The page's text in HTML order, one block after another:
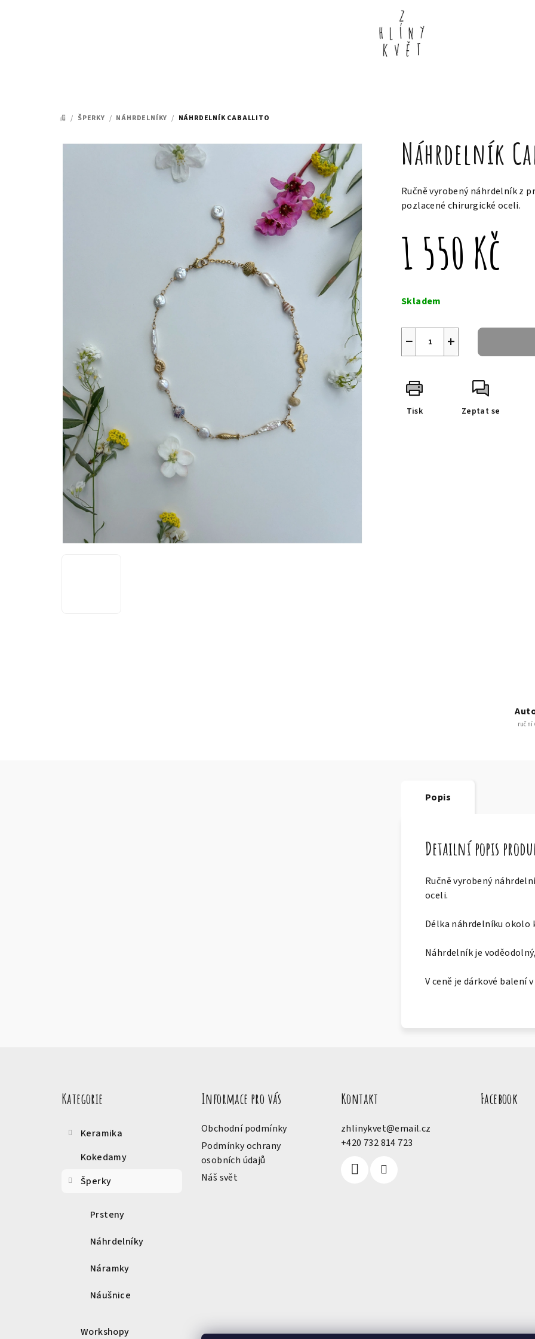
DOMŮ
/ ŠPERKY / NÁHRDELNÍKY / NÁHRDELNÍK CABALLITO
Náhrdelník
Ručně vyrobený náhrdelník z
pozlacené chirurgické oceli.
1 550 Kč
cena:
Skladem
+
−
Tisk Zeptat se
ruční
Popis
Detailní popis
Ručně vyrobený
oceli.
Délka náhrdelníku okolo
Náhrdelník je
V ceně je dárkové balení
Kategorie
Keramika
Kokedamy
Šperky
Prsteny
Náhrdelníky
Náramky
Náušnice
Workshopy
Informace pro vás
Obchodní podmínky
Podmínky ochrany
osobních údajů
Náš svět
Kontakt
zhlinykvet@email.cz
+420 732 814 723
Facebook